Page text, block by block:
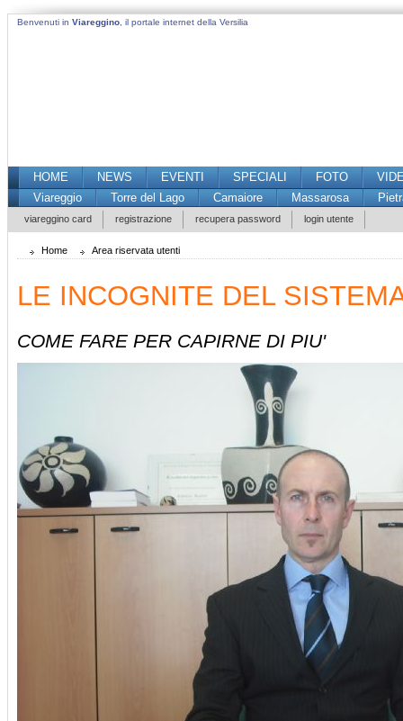
Benvenuti in Viareggino , il portale internet della Versilia
HOME NEWS EVENTI SPECIALI FOTO
Viareggio
Torre del Lago Camaiore Massarosa
viareggino card registrazione recupera password login utente
Home Area riservata utenti
LE INCOGNITE DEL
COME FARE PER CAPIRNE DI PIU'